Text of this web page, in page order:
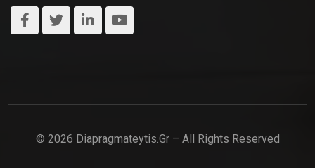
© 2026 Diapragmateytis.gr – All Rights Reserved